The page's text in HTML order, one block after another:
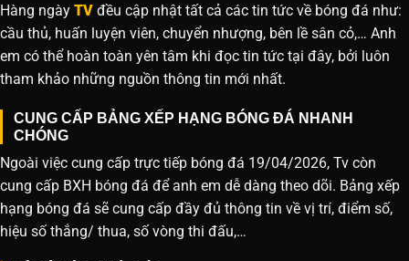
Hàng ngày TV đều cập nhật tất cả các tin tức về bóng đá như:
cầu thủ, huấn luyện viên, chuyển nhượng, bên lề sân cỏ,… Anh
em có thể hoàn toàn yên tâm khi đọc tin tức tại đây, bởi luôn
tham khảo những nguồn thông tin mới nhất.
CUNG CẤP BẢNG XẾP HẠNG BÓNG ĐÁ NHANH
CHÓNG
Ngoài việc cung cấp trực tiếp bóng đá 19/04/2026, Tv còn
cung cấp BXH bóng đá để anh em dễ dàng theo dõi. Bảng xếp
hạng bóng đá sẽ cung cấp đầy đủ thông tin về vị trí, điểm số,
hiệu số thắng/ thua, số vòng thi đấu,…